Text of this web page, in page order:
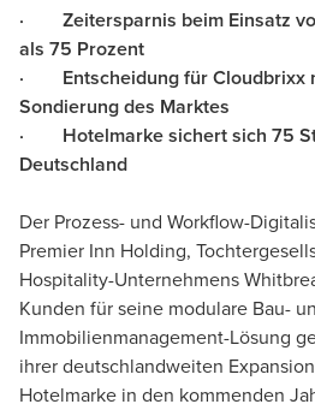
· Zeitersparnis beim Einsatz
als 75 Prozent
· Entscheidung für Cloudbrixx
Sondierung des Marktes
· Hotelmarke sichert sich 75
Deutschland
Der Prozess- und Workflow-
Premier Inn Holding,
Hospitality-Unternehmens
Kunden für seine modulare Bau-
Immobilienmanagement-Lösung
ihrer deutschlandweiten
Hotelmarke in den kommenden